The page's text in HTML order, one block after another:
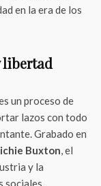
en la era de los
libertad
un proceso de
lazos con todo
Grabado en
Buxton, el
y la
sociales.